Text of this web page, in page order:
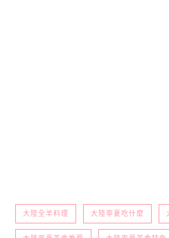
大陸全羊料理 大陸寧夏吃什麼